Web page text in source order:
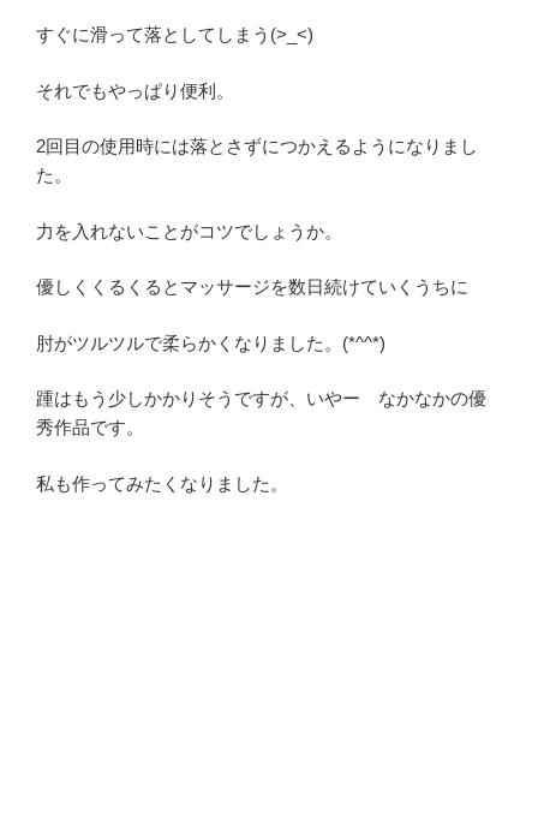
すぐに滑って落としてしまう(>_<)
それでもやっぱり便利。
2回目の使用時には落とさずにつかえるようになりまし
た。
力を入れないことがコツでしょうか。
優しくくるくるとマッサージを数日続けていくうちに
肘がツルツルで柔らかくなりました。(*^^*)
踵はもう少しかかりそうですが、いやー なかなかの優
秀作品です。
私も作ってみたくなりました。